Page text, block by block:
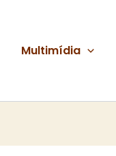
Multimídia